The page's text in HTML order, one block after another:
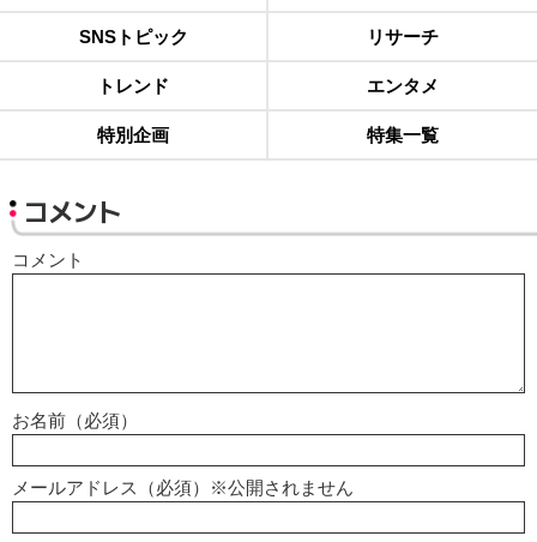
SNSトピック リサーチ
トレンド エンタメ
特別企画 特集一覧
コメント
コメント
お名前（必須）
メールアドレス（必須）※公開されません